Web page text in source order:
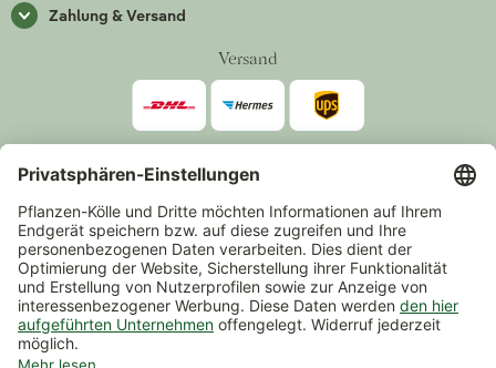
Zahlung & Versand
Versand
*Alle Preise inkl. gesetzlicher Mehrwertsteuer zzgl.Versand
Mindestbestellwert 14,90 €, ausgenommen sind Gutscheine und
Events.